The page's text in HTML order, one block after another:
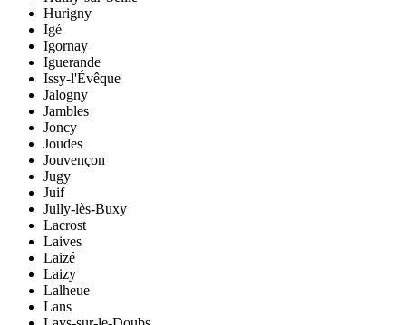
Hurigny
Igé
Igornay
Iguerande
Issy-l'Évêque
Jalogny
Jambles
Joncy
Joudes
Jouvençon
Jugy
Juif
Jully-lès-Buxy
Lacrost
Laives
Laizé
Laizy
Lalheue
Lans